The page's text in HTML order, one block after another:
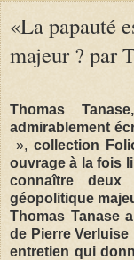
«La papauté
majeur ? par
Thomas
admirablement
», collection
ouvrage à la fois
connaître deux
géopolitique
Thomas Tanase
de Pierre Verluise
entretien qui